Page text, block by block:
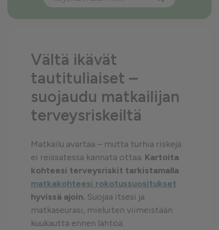
Vältä ikävät
tautituliaiset –
suojaudu matkailijan
terveysriskeiltä
Matkailu avartaa – mutta turhia riskejä
ei reissatessa kannata ottaa. Kartoita
kohteesi terveysriskit tarkistamalla
matkakohteesi rokotussuositukset
hyvissä ajoin. Suojaa itsesi ja
matkaseurasi, mieluiten viimeistään
kuukautta ennen lähtöä.